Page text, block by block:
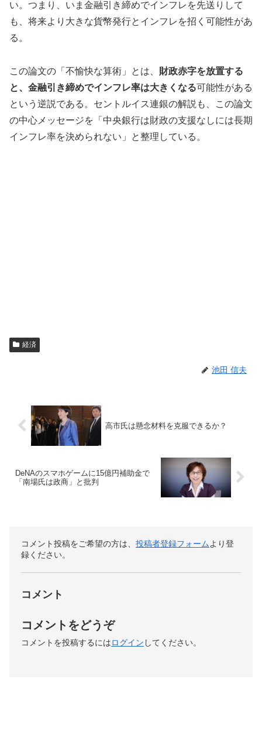
い。つまり、いま金融引き締めでインフレを先送りして
も、将来より大きな貨幣発行とインフレを招く可能性があ
る。
この論文の「不愉快な算術」とは、 財政赤字を放置する
と、金融引き締めでインフレ率は大きくなる可能性がある
という逆説である。セントルイス連銀の解説も、この論文
の中心メッセージを「中央銀行は財政の支援なしには長期
インフレ率を決められない」と整理している。
経済
池田 信夫
高市氏は懸念材料を克服できるか？
DeNAのスマホゲームに15億円補助金で
「南場氏は政商」と批判
コメント投稿をご希望の方は、 投稿者登録フォーム より登
録ください。
コメント
コメントをどうぞ
コメントを投稿するにはログイン してください。